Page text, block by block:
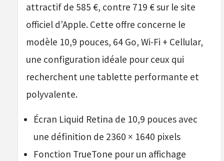
attractif de 585 €, contre 719 € sur le site
officiel d’Apple. Cette offre concerne le
modèle 10,9 pouces, 64 Go, Wi-Fi + Cellular,
une configuration idéale pour ceux qui
recherchent une tablette performante et
polyvalente.
Écran Liquid Retina de 10,9 pouces avec
une définition de 2360 × 1640 pixels
Fonction TrueTone pour un affichage